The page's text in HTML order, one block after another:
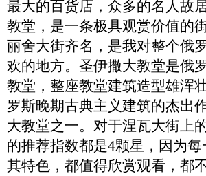
最大的百货店，众多的名人故
教堂，是一条极具观赏价值的
丽舍大街齐名，是我对整个俄
欢的地方。圣伊撒大教堂是俄
教堂 ， 整座教堂建筑造型雄浑
罗斯晚期古典主义建筑的杰出
大教堂之一。对于涅瓦大街上
的推荐指数都是4颗星，因为
其特色，都值得欣赏观看，都